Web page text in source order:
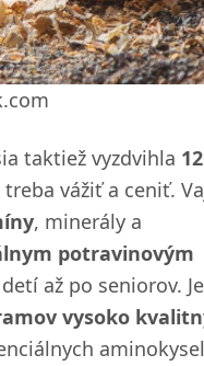
taktiež vyzdvihla 12
vážiť a ceniť.
, minerály a
potravinovým
až po seniorov.
vysoko